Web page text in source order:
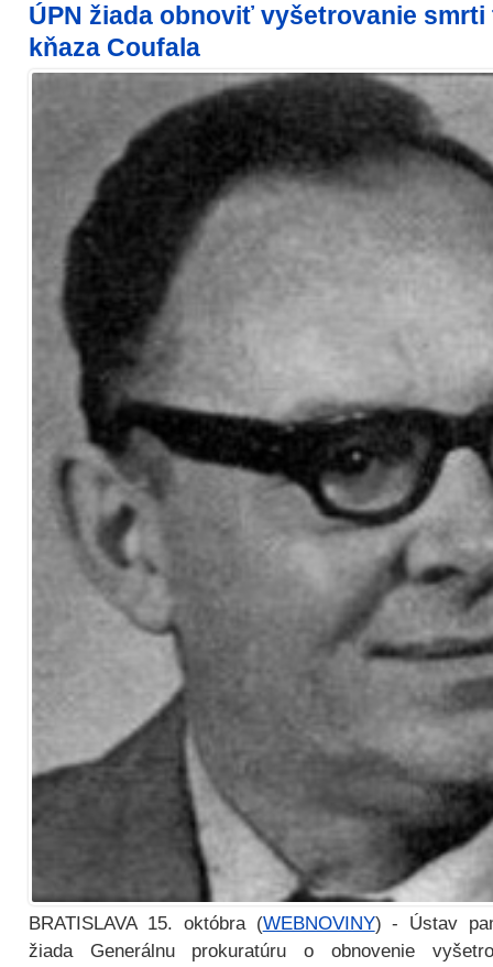
ÚPN žiada obnoviť vyšetrovanie smrti
kňaza Coufala
BRATISLAVA 15. októbra (WEBNOVINY) - Ústav
žiada Generálnu prokuratúru o obnovenie